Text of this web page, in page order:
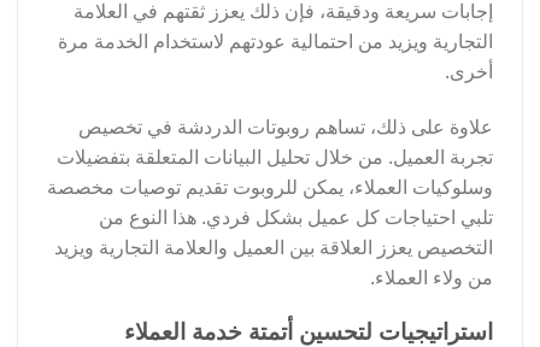
إجابات سريعة ودقيقة، فإن ذلك يعزز ثقتهم في العلامة
التجارية ويزيد من احتمالية عودتهم لاستخدام الخدمة مرة
أخرى.
علاوة على ذلك، تساهم روبوتات الدردشة في تخصيص
تجربة العميل. من خلال تحليل البيانات المتعلقة بتفضيلات
وسلوكيات العملاء، يمكن للروبوت تقديم توصيات مخصصة
تلبي احتياجات كل عميل بشكل فردي. هذا النوع من
التخصيص يعزز العلاقة بين العميل والعلامة التجارية ويزيد
من ولاء العملاء.
استراتيجيات لتحسين أتمتة خدمة العملاء